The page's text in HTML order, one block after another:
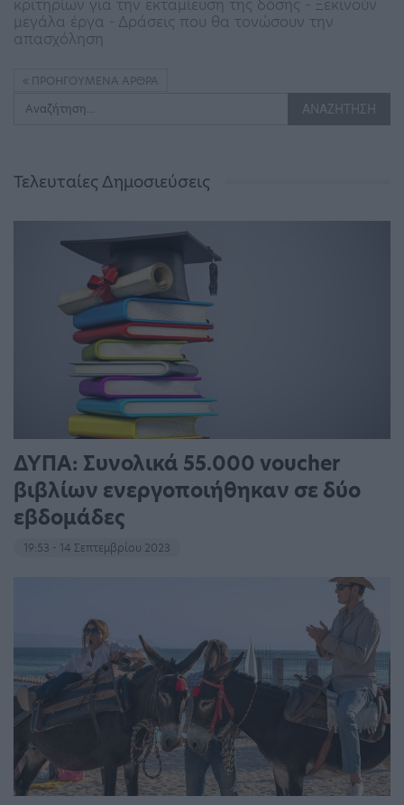
κριτηρίων για την εκταμίευση της δόσης - Ξεκινούν
μεγάλα έργα - Δράσεις που θα τονώσουν την
απασχόληση
ΠΡΟΗΓΟΎΜΕΝΑ ΆΡΘΡΑ
Τελευταίες Δημοσιεύσεις
ΔΥΠΑ: Συνολικά 55.000 voucher
βιβλίων ενεργοποιήθηκαν σε δύο
εβδομάδες
19:53 - 14 Σεπτεμβρίου 2023